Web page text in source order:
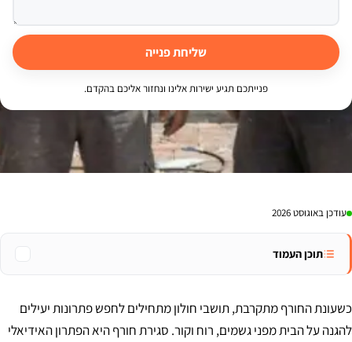
שליחת פנייה
פנייתכם תגיע ישירות אלינו ונחזור אליכם בהקדם.
עודכן באוגוסט 2026
תוכן העמוד
כשעונת החורף מתקרבת, תושבי חולון מתחילים לחפש פתרונות יעילים
להגנה על הבית מפני גשמים, רוח וקור. סגירת חורף היא הפתרון האידיאלי